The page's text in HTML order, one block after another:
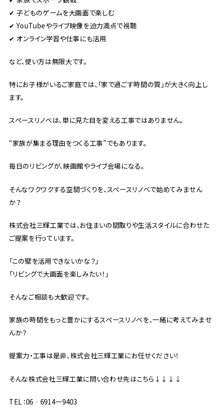
✔ 子どものゲームを大画面で楽しむ
✔ YouTubeやライブ映像を迫力満点で視聴
✔ オンライン学習や仕事にも活用
など、使い方は無限大です。
特にお子様がいるご家庭では、「家で過ごす時間の質」が大きく向上し
ます。
スペースリノベは、単に見た目を変える工事ではありません。
“家族が集まる理由をつくる工事”でもあります。
毎日のリビングが、映画館やライブ会場になる。
そんなワクワクする空間づくりを、スペースリノベで始めてみません
か？
株式会社三輝工業では、お住まいの間取りや生活スタイルに合わせた
ご提案を行っています。
「この壁を活用できないかな？」
「リビングで大画面を楽しみたい！」
そんなご相談も大歓迎です。
家族の時間をもっと豊かにするスペースリノベを、一緒に考えてみませ
んか？
提案力・工事は是非、株式会社三輝工業にお任せください！
そんな株式会社三輝工業に問い合わせ先はこちら↓↓↓↓
TEL：06‐6914ー9403